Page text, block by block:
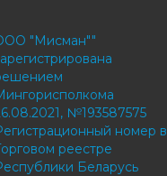
"Мисман""
№193587575
номер в
реестре
Беларусь